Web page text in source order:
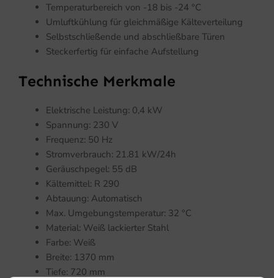
Temperaturbereich von -18 bis -24 °C
Umluftkühlung für gleichmäßige Kälteverteilung
Selbstschließende und abschließbare Türen
Steckerfertig für einfache Aufstellung
Technische Merkmale
Elektrische Leistung: 0,4 kW
Spannung: 230 V
Frequenz: 50 Hz
Stromverbrauch: 21.81 kW/24h
Geräuschpegel: 55 dB
Kältemittel: R 290
Abtauung: Automatisch
Max. Umgebungstemperatur: 32 °C
Material: Weiß lackierter Stahl
Farbe: Weiß
Breite: 1370 mm
Tiefe: 720 mm